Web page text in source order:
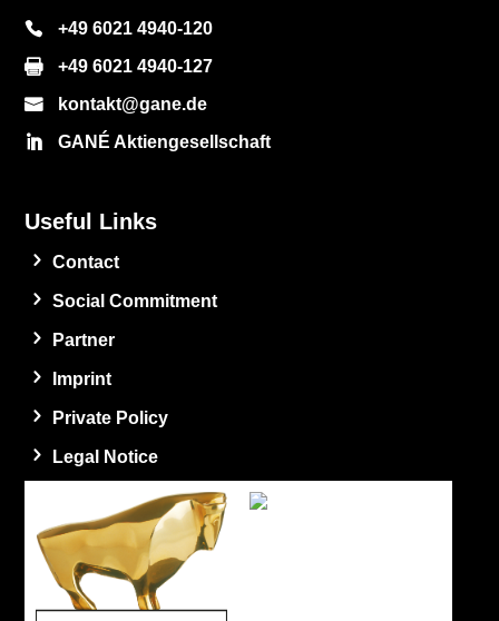
+49 6021 4940-120
+49 6021 4940-127
kontakt@gane.de
GANÉ Aktiengesellschaft
Useful Links
Contact
Social Commitment
Partner
Imprint
Private Policy
Legal Notice